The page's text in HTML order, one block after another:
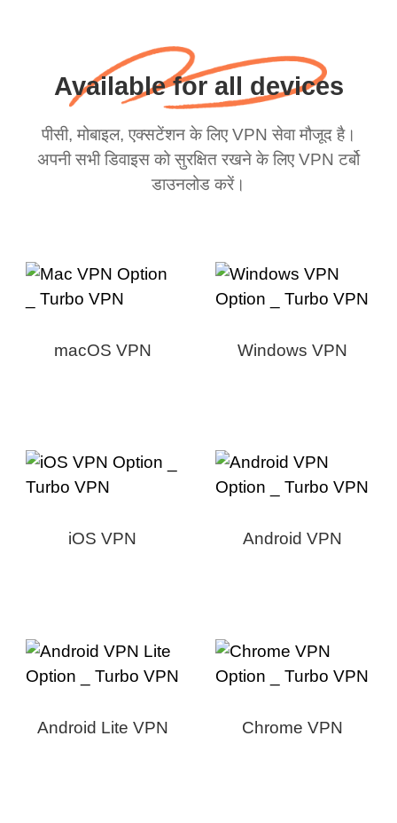
Available for all devices
पीसी, मोबाइल, एक्सटेंशन के लिए VPN सेवा मौजूद है।
अपनी सभी डिवाइस को सुरक्षित रखने के लिए VPN टर्बो
डाउनलोड करें।
macOS VPN Windows VPN
iOS VPN Android VPN
Android Lite VPN Chrome VPN